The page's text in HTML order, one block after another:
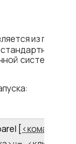
из
системе.
[ командная